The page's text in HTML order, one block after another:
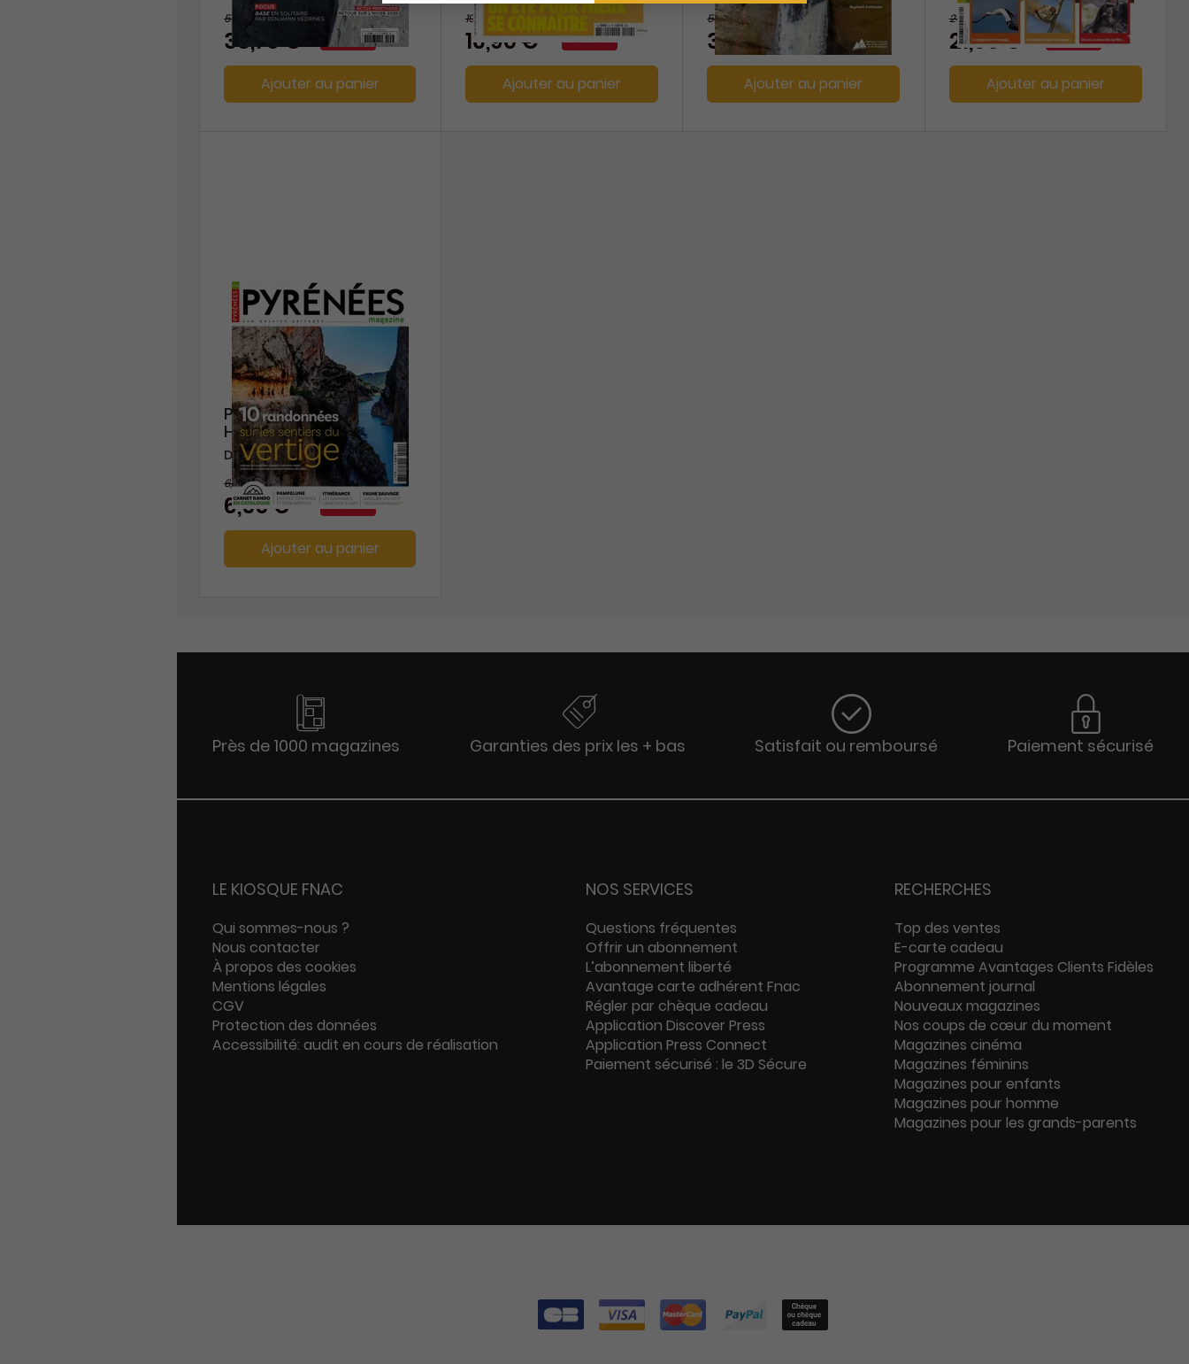
57,50 €
38,70 € -33%
Ajouter au panier
19,60 €
16,90 € -14%
Ajouter au panier
56 €
34,20 € -39%
Ajouter au panier
24 €
21,60 € -10%
Ajouter au panier
Pyrénées Magazine +
HS
Durée libre
6,90 €
6,55 € -5%
Ajouter au panier
Près de 1000 magazines Garanties des prix les + bas Satisfait ou remboursé Paiement sécurisé
LE KIOSQUE FNAC
Qui sommes-nous ?
Nous contacter
À propos des cookies
Mentions légales
CGV
Protection des données
Accessibilité: audit en cours de réalisation
NOS SERVICES
Questions fréquentes
Offrir un abonnement
L’abonnement liberté
Avantage carte adhérent Fnac
Régler par chèque cadeau
Application Discover Press
Application Press Connect
Paiement sécurisé : le 3D Sécure
RECHERCHES
Top des ventes
E-carte cadeau
Programme Avantages Clients Fidèles
Abonnement journal
Nouveaux magazines
Nos coups de cœur du moment
Magazines cinéma
Magazines féminins
Magazines pour enfants
Magazines pour homme
Magazines pour les grands-parents